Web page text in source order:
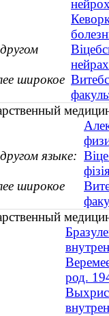
широкое
языке:
широкое
род.